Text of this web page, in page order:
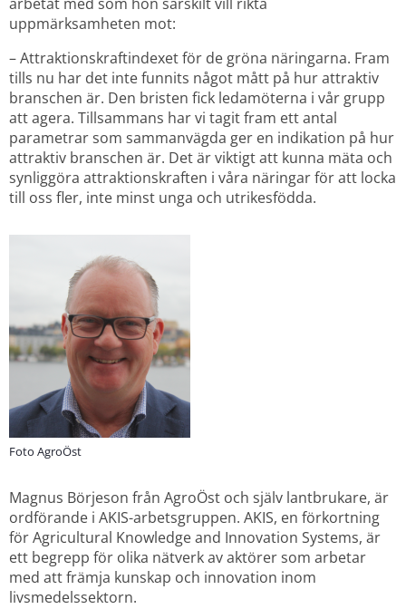
uppmärksamheten mot:
– Attraktionskraftindexet för de gröna näringarna. Fram
tills nu har det inte funnits något mått på hur attraktiv
branschen är. Den bristen fick ledamöterna i vår grupp
att agera. Tillsammans har vi tagit fram ett antal
parametrar som sammanvägda ger en indikation på hur
attraktiv branschen är. Det är viktigt att kunna mäta och
synliggöra attraktionskraften i våra näringar för att locka
till oss fler, inte minst unga och utrikesfödda.
Foto AgroÖst
Magnus Börjeson från AgroÖst och själv lantbrukare, är
ordförande i AKIS-arbetsgruppen. AKIS, en förkortning
för Agricultural Knowledge and Innovation Systems, är
ett begrepp för olika nätverk av aktörer som arbetar
med att främja kunskap och innovation inom
livsmedelssektorn.